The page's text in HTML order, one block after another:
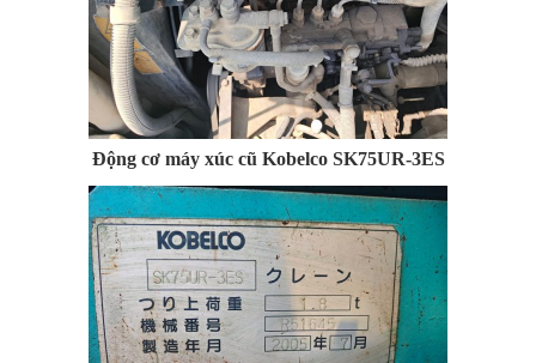
Động cơ máy xúc cũ Kobelco SK75UR-3ES